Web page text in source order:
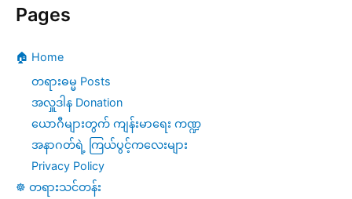
Pages
🏠 Home
တရားဓမ္မ Posts
အလှူဒါန Donation
ယောဂီများတွက် ကျန်းမာရေး ကဏ္ဍ
အနာဂတ်ရဲ့ ကြယ်ပွင့်ကလေးများ
Privacy Policy
☸️ တရားသင်တန်း